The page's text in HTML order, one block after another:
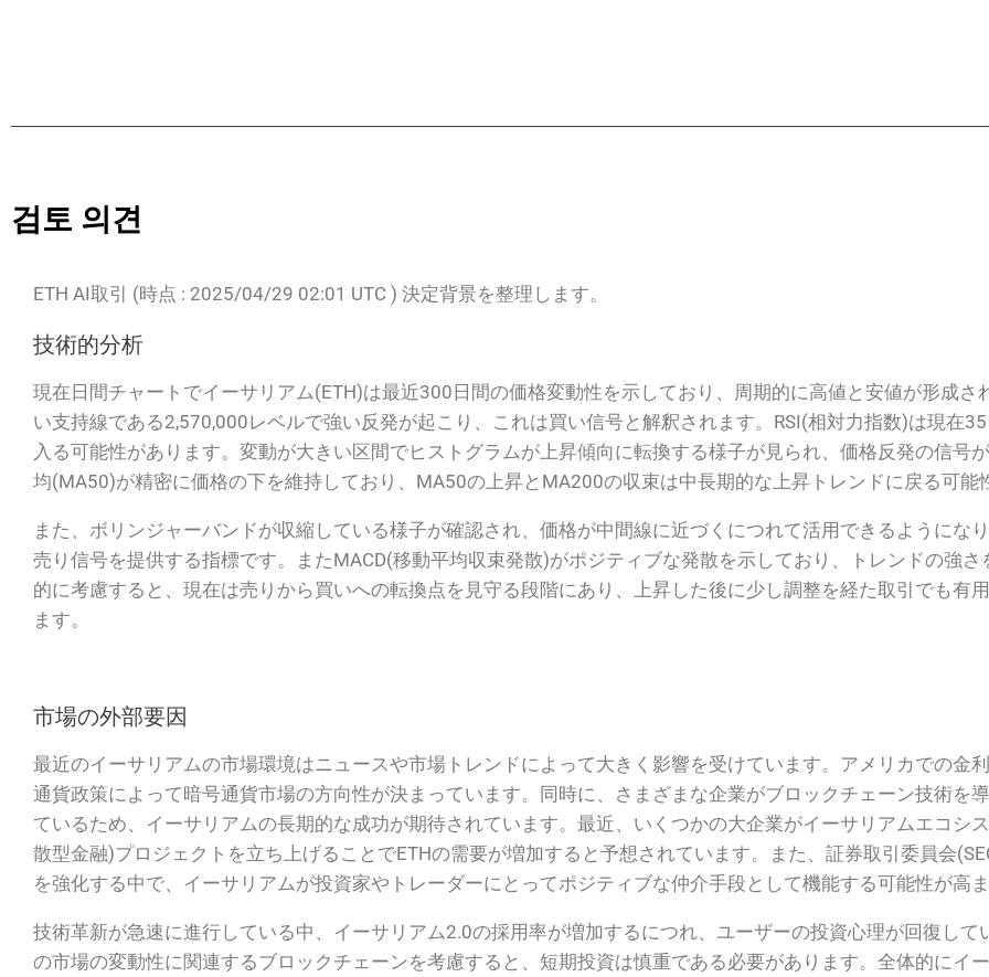
검토 의견
ETH AI取引 (時点 : 2025/04/29 02:01 UTC ) 決定背景を整理します。
技術的分析
現在日間チャートでイーサリアム(ETH)は最近300日間の価格変動性を示しており、周期的に高値と安値が形成さ
い支持線である2,570,000レベルで強い反発が起こり、これは買い信号と解釈されます。RSI(相対力指数)は現在
入る可能性があります。変動が大きい区間でヒストグラムが上昇傾向に転換する様子が見られ、価格反発の信号
均(MA50)が精密に価格の下を維持しており、MA50の上昇とMA200の収束は中長期的な上昇トレンドに戻る可能
また、ボリンジャーバンドが収縮している様子が確認され、価格が中間線に近づくにつれて活用できるようにな
売り信号を提供する指標です。またMACD(移動平均収束発散)がポジティブな発散を示しており、トレンドの強
的に考慮すると、現在は売りから買いへの転換点を見守る段階にあり、上昇した後に少し調整を経た取引でも有
ます。
市場の外部要因
最近のイーサリアムの市場環境はニュースや市場トレンドによって大きく影響を受けています。アメリカでの金
通貨政策によって暗号通貨市場の方向性が決まっています。同時に、さまざまな企業がブロックチェーン技術を
ているため、イーサリアムの長期的な成功が期待されています。最近、いくつかの大企業がイーサリアムエコシ
散型金融)プロジェクトを立ち上げることでETHの需要が増加すると予想されています。また、証券取引委員会
を強化する中で、イーサリアムが投資家やトレーダーにとってポジティブな仲介手段として機能する可能性が高ま
技術革新が急速に進行している中、イーサリアム2.0の採用率が増加するにつれ、ユーザーの投資心理が回復して
の市場の変動性に関連するブロックチェーンを考慮すると、短期投資は慎重である必要があります。全体的にイ